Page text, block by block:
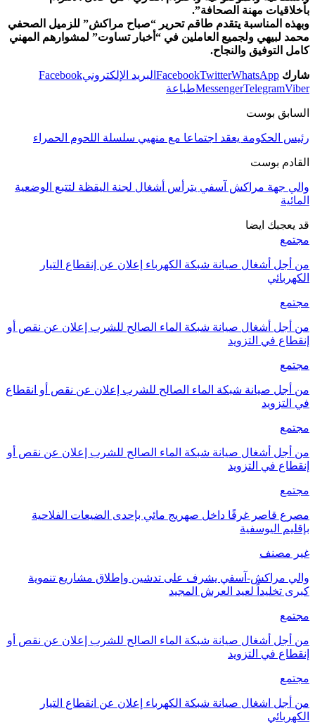
بأخلاقيات مهنة الصحافة”.
وبهذه المناسبة يتقدم طاقم تحرير “صباح مراكش” للزميل الصحفي
محمد لبيهي ولجميع العاملين في “أخبار تساوت” لمشوارهم المهني
كامل التوفيق والنجاح.
شارك FacebookTwitterWhatsApp البريد الإلكترونيFacebook
MessengerTelegramViber طباعة
السابق بوست
رئيس الحكومة يعقد اجتماعا مع منهيي سلسلة اللحوم الحمراء
القادم بوست
والي جهة مراكش آسفي يترأس أشغال لجنة اليقظة لتتبع الوضعية
المائية
قد يعجبك ايضا
مجتمع
من أجل أشغال صيانة شبكة الكهرباء إعلان عن إنقطاع التيار
الكهربائي
مجتمع
من أجل أشغال صيانة شبكة الماء الصالح للشرب إعلان عن نقص أو
إنقطاع في التزويد
مجتمع
من أجل صيانة شبكة الماء الصالح للشرب إعلان عن نقص أو انقطاع
في التزويد
مجتمع
من أجل أشغال صيانة شبكة الماء الصالح للشرب إعلان عن نقص أو
إنقطاع في التزويد
مجتمع
مصرع قاصر غرقًا داخل صهريج مائي بإحدى الضيعات الفلاحية
بإقليم اليوسفية
غير مصنف
والي مراكش-آسفي يشرف على تدشين وإطلاق مشاريع تنموية
كبرى تخليداً لعيد العرش المجيد
مجتمع
من أجل أشغال صيانة شبكة الماء الصالح للشرب إعلان عن نقص أو
إنقطاع في التزويد
مجتمع
من أجل اشغال صيانة شبكة الكهرباء إعلان عن انقطاع التيار
الكهربائي